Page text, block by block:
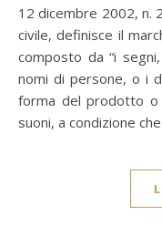
12 dicembre 2002, n.
civile, definisce il
composto da “i
nomi di persone, o i
forma del prodotto o
suoni, a condizione